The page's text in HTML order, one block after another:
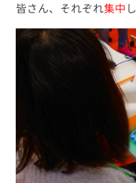
皆さん、それぞれ集中